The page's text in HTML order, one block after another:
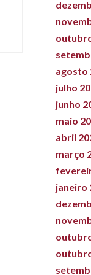
agosto
julho
junho
maio
abril
março
janeiro